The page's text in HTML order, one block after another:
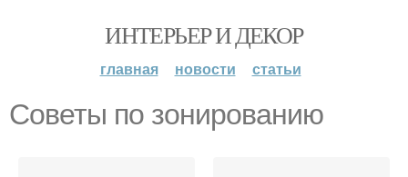
ИНТЕРЬЕР И ДЕКОР
главная новости статьи
Советы по зонированию